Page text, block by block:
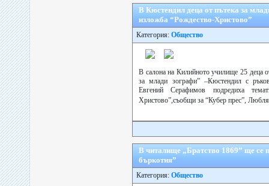
В Кюстендил деца от пътека за
изложба “Рождество-Христово”
Категория: Общество
В салона на Килийното училище 25 деца
за млади зографи” –Кюстендил с
Евгений Серафимов подредиха
Христово”,съобщи за “Кубер прес”,
В читалище „Братство 1869” ще се
бъркотия”
Категория: Общество